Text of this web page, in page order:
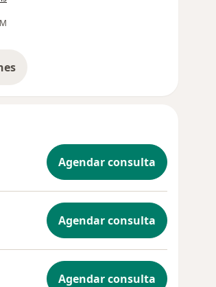
Agendar consulta
Agendar consulta
Agendar consulta